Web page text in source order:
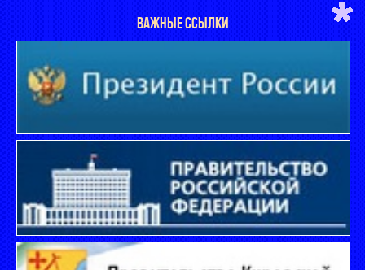
ВАЖНЫЕ ССЫЛКИ